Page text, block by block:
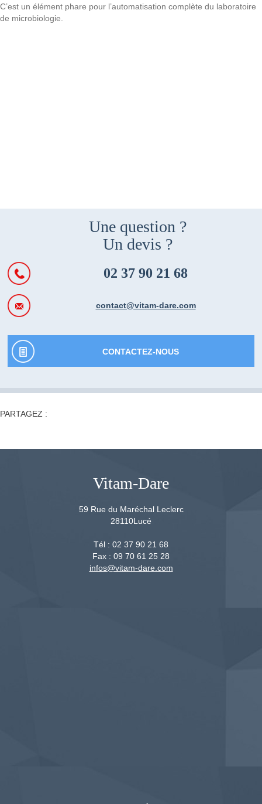
C’est un élément phare pour l’automatisation complète du laboratoire
de microbiologie.
Une question ?
Un devis ?
02 37 90 21 68
contact@vitam-dare.com
CONTACTEZ-NOUS
PARTAGEZ :
Vitam-Dare
59 Rue du Maréchal Leclerc
28110Lucé
Tél : 02 37 90 21 68
Fax : 09 70 61 25 28
infos@vitam-dare.com